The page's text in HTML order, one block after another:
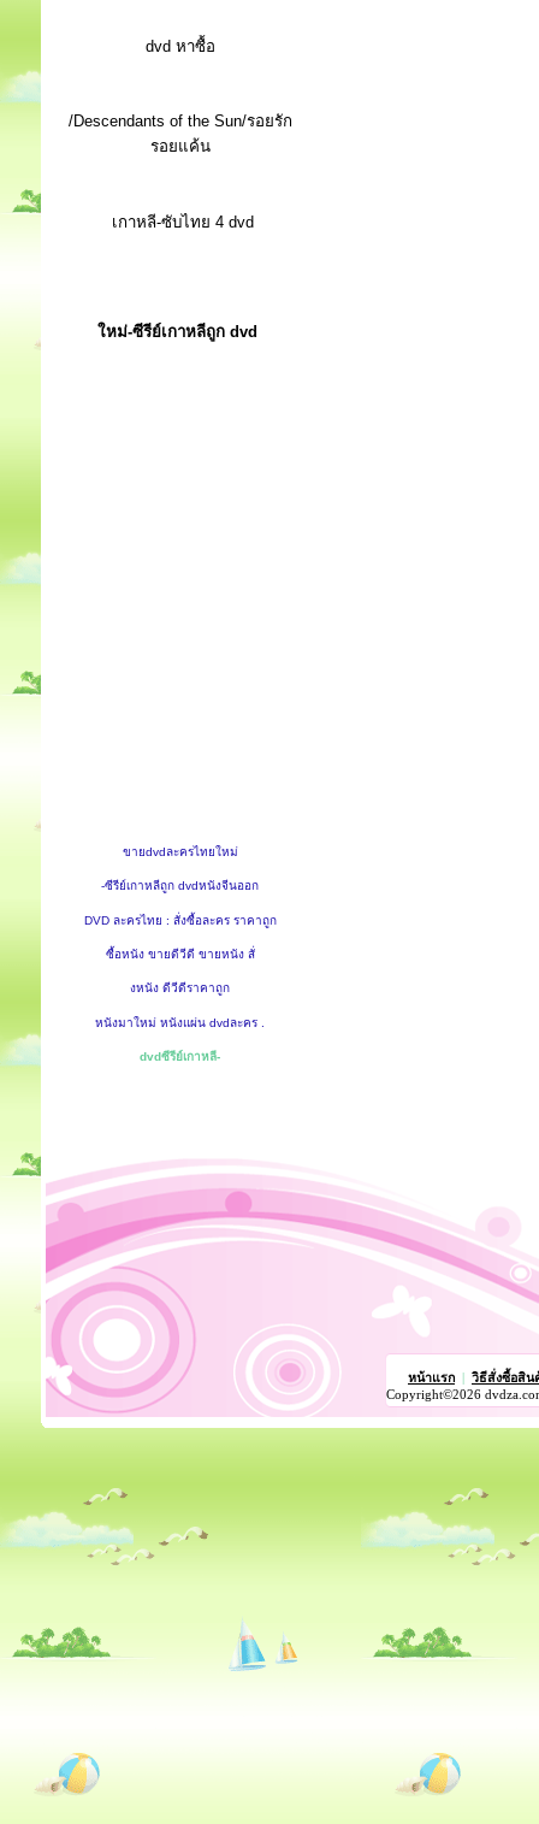
dvd หาซื้อ
/Descendants of the Sun/รอยรัก
รอยแค้น
เกาหลี-ซับไทย 4 dvd
ใหม่-ซีรีย์เกาหลีถูก dvd
ขายdvdละครไทยใหม่
-ซีรีย์เกาหลีถูก dvdหนังจีนออก
DVD ละครไทย : สั่งซื้อละคร ราคาถูก
ซื้อหนัง ขายดีวีดี ขายหนัง สั่
งหนัง ดีวีดีราคาถูก
หนังมาใหม่ หนังแผ่น dvdละคร .
dvdซีรีย์เกาหลี-
หน้าแรก
วิธีสั่งซื้อสิน
Copyright©2026